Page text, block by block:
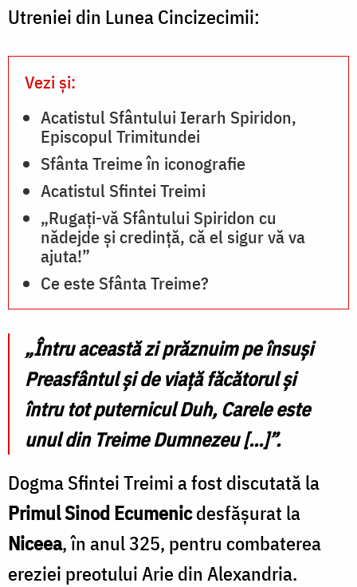
Utreniei din Lunea Cincizecimii:
Vezi și:
Acatistul Sfântului Ierarh Spiridon,
Episcopul Trimitundei
Sfânta Treime în iconografie
Acatistul Sfintei Treimi
„Rugați-vă Sfântului Spiridon cu
nădejde și credință, că el sigur vă va
ajuta!”
Ce este Sfânta Treime?
„Întru această zi prăznuim pe însuşi
Preasfântul şi de viaţă făcătorul şi
întru tot puternicul Duh, Carele este
unul din Treime Dumnezeu [...]”.
Dogma Sfintei Treimi a fost discutată la
Primul Sinod Ecumenicdesfășurat la
Niceea, în anul 325, pentru combaterea
ereziei preotului Arie din Alexandria.